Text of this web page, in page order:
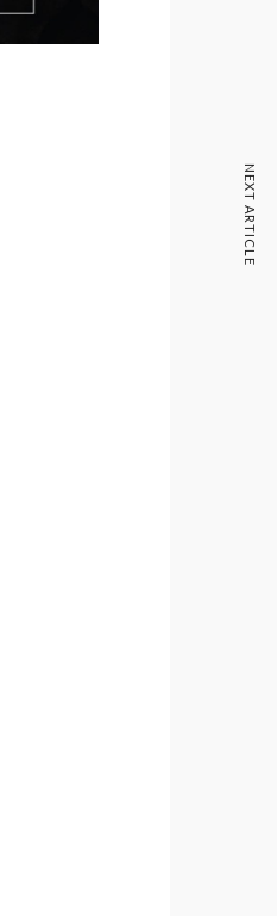
NEXT ARTICLE